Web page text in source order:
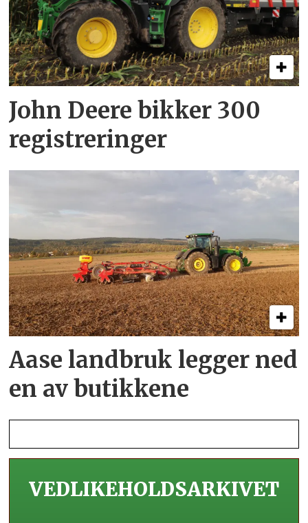
John Deere bikker 300
registreringer
Aase landbruk legger ned
en av butikkene
VEDLIKEHOLDS­ARKIVET